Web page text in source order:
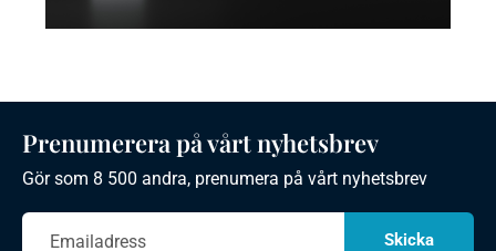
Prenumerera på vårt nyhetsbrev
Gör som 8 500 andra, prenumera på vårt nyhetsbrev